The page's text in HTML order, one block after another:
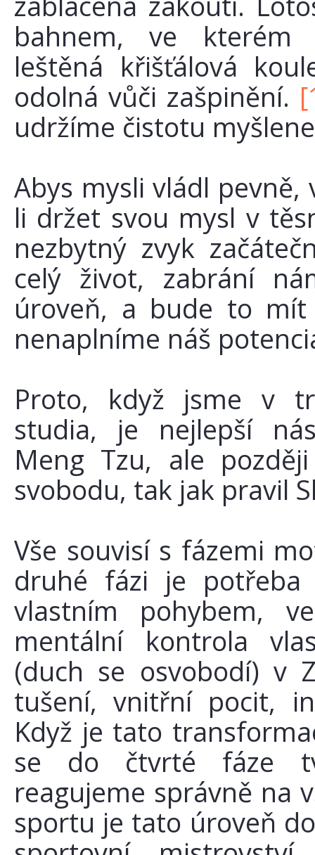
bahnem, ve kterém
leštěná křišťálová
odolná vůči zašpinění.
udržíme čistotu
Abys mysli vládl pevně,
li držet svou mysl v
nezbytný zvyk
celý život, zabrání
úroveň, a bude to
nenaplníme náš
Proto, když jsme v
studia, je nejlepší
Meng Tzu, ale
svobodu, tak jak pravil
Vše souvisí s fázemi
druhé fázi je
vlastním pohybem,
mentální kontrola
(duch se osvobodí) v
tušení, vnitřní pocit,
Když je tato
se do čtvrté fáze
reagujeme správně na
sportu je tato úroveň